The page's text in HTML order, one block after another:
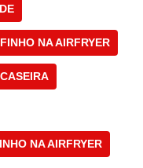
NA AIRFRYER
NA AIRFRYER